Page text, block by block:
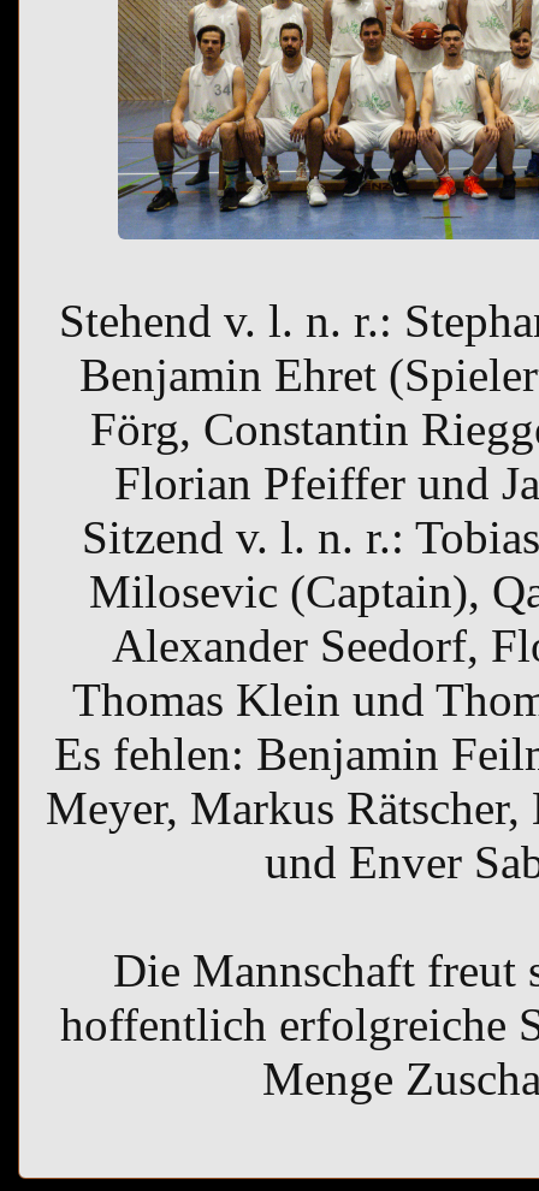
Stehend v. l. n. r.:
Benjamin Ehret
Förg, Constantin
Florian Pfeiffer und
Sitzend v. l. n. r.:
Milosevic (Captain),
Alexander Seedorf,
Thomas Klein und
Es fehlen: Benjamin
Meyer, Markus
und Enver
Die Mannschaft freut
hoffentlich erfolgreiche
Menge